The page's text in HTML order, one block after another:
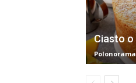
Ciasto